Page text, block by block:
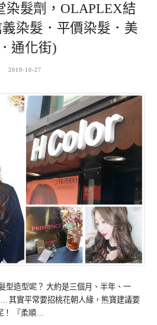
染髮劑，OLAPLEX結
染髮．平價染髮．美
通化街)
2019-10-27
造型呢？ 大約是三個月、半年、一
其實平常要招桃花朝人緣，熊寶建議要
！ 『柔順…